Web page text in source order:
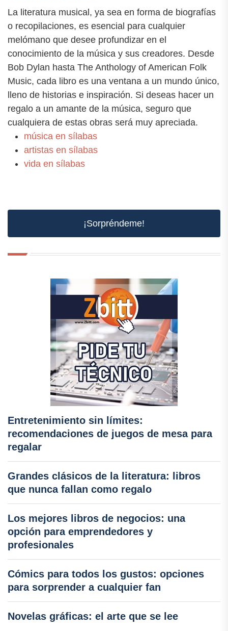
La literatura musical, ya sea en forma de biografías
o recopilaciones, es esencial para cualquier
melómano que desee profundizar en el
conocimiento de la música y sus creadores. Desde
Bob Dylan hasta The Anthology of American Folk
Music, cada libro es una ventana a un mundo único,
lleno de historias e inspiración. Si deseas hacer un
regalo a un amante de la música, seguro que
cualquiera de estas obras será muy apreciada.
música en sílabas
artistas en sílabas
vida en sílabas
¡Sorpréndeme!
Entretenimiento sin límites:
recomendaciones de juegos de mesa para
regalar
Grandes clásicos de la literatura: libros
que nunca fallan como regalo
Los mejores libros de negocios: una
opción para emprendedores y
profesionales
Cómics para todos los gustos: opciones
para sorprender a cualquier fan
Novelas gráficas: el arte que se lee